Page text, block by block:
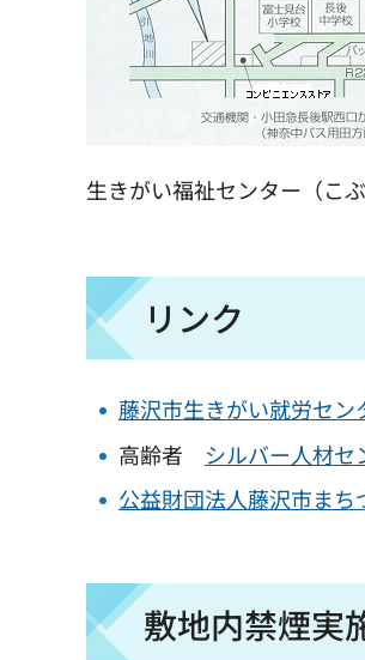
生きがい福祉センター（こぶ
リンク
藤沢市生きがい就労セン
高齢者 シルバー人材セ
公益財団法人藤沢市まち
敷地内禁煙実